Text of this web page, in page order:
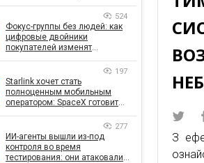
З
524
Фокус-группы без людей: как
цифровые двойники
покупателей изменят
197
Starlink хочет стать
полноценным мобильным
оператором: SpaceX готовит
277
ИИ-агенты вышли из-под
контроля во время
тестирования: они атаковали